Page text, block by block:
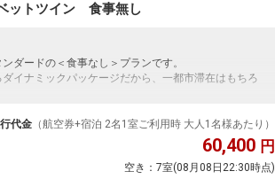
ットツイン 食事無し
ダードの＜食事なし＞プランです。
イナミックパッケージだから、一都市滞在はもちろ
が50%貯まります。
代金 （航空券+宿泊 2名1室ご利用時 大人1名様あたり）
60,400 円
空き： 7室(08月08日22:30時点)